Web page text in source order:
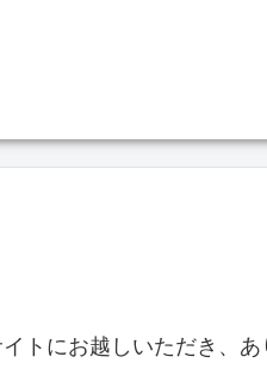
トにお越しいただき、